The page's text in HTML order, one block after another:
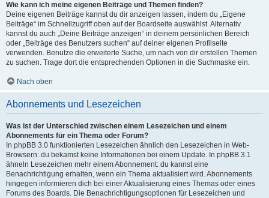
Wie kann ich meine eigenen Beiträge und Themen finden?
Deine eigenen Beiträge kannst du dir anzeigen lassen, indem du „Eigene
Beiträge“ im Schnellzugriff oben auf der Boardseite auswählst. Alternativ
kannst du auch „Deine Beiträge anzeigen“ in deinem persönlichen Bereich
oder „Beiträge des Benutzers suchen“ auf deiner eigenen Profilseite
verwenden. Benutze die erweiterte Suche, um nach von dir erstellen Themen
zu suchen. Trage dort die entsprechenden Optionen in die Suchmaske ein.
Nach oben
Abonnements und Lesezeichen
Was ist der Unterschied zwischen einem Lesezeichen und einem
Abonnements für ein Thema oder Forum?
In phpBB 3.0 funktionierten Lesezeichen ähnlich den Lesezeichen in Web-
Browsern: du bekamst keine Informationen bei einem Update. In phpBB 3.1
ähneln Lesezeichen mehr einem Abonnement: du kannst eine
Benachrichtigung erhalten, wenn ein Thema aktualisiert wird. Abonnements
hingegen informieren dich bei einer Aktualisierung eines Themas oder eines
Forums des Boards. Die Benachrichtigungsoptionen für Lesezeichen und